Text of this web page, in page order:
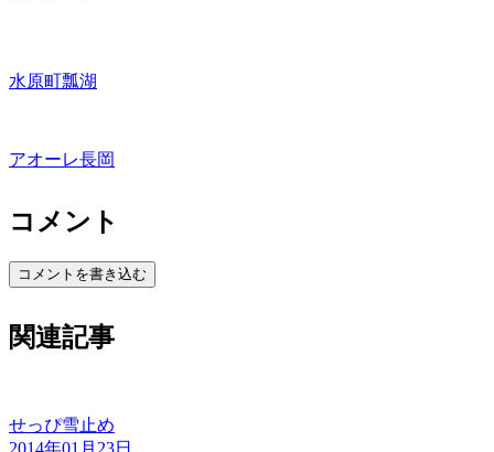
水原町瓢湖
アオーレ長岡
コメント
コメントを書き込む
関連記事
せっぴ雪止め
2014年01月23日